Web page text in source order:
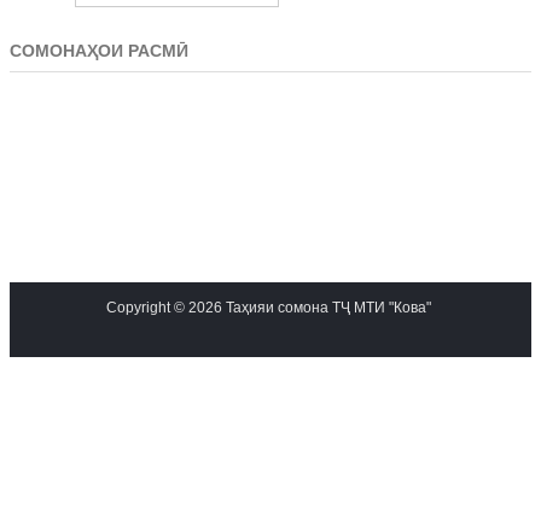
СОМОНАҲОИ РАСМӢ
Copyright © 2026 Таҳияи сомона ТҶ МТИ "Кова"